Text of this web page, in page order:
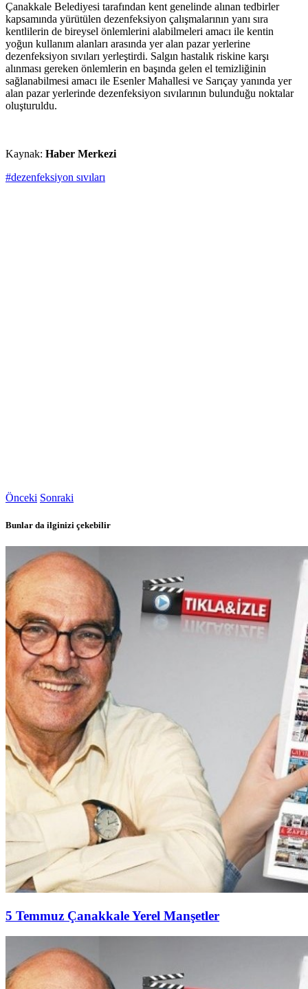
Çanakkale Belediyesi tarafından kent genelinde alınan tedbirler
kapsamında yürütülen dezenfeksiyon çalışmalarının yanı sıra
kentlilerin de bireysel önlemlerini alabilmeleri amacı ile kentin
yoğun kullanım alanları arasında yer alan pazar yerlerine
dezenfeksiyon sıvıları yerleştirdi. Salgın hastalık riskine karşı
alınması gereken önlemlerin en başında gelen el temizliğinin
sağlanabilmesi amacı ile Esenler Mahallesi ve Sarıçay yanında yer
alan pazar yerlerinde dezenfeksiyon sıvılarının bulunduğu noktalar
oluşturuldu.
Kaynak: Haber Merkezi
#dezenfeksiyon sıvıları
Önceki Sonraki
Bunlar da ilginizi çekebilir
5 Temmuz Çanakkale Yerel Manşetler